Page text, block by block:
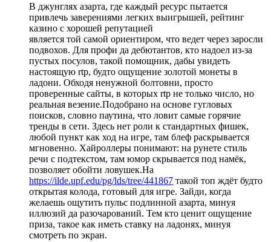
В джунглях азарта, где каждый ресурс пытается
привлечь заверениями легких выигрышей, рейтинг
казино с хорошей репутацией
является той самой ориентиром, что ведет через заросли
подвохов. Для профи да дебютантов, кто надоел из-за
пустых посулов, такой помощник, дабы увидеть
настоящую rtp, будто ощущение золотой монеты в
ладони. Обходя ненужной болтовни, просто
проверенные сайты, в которых rtp не только число, но
реальная везение.Подобрано на основе гугловых
поисков, словно паутина, что ловит самые горячие
тренды в сети. Здесь нет роли к стандартных фишек,
любой пункт как ход на игре, там блеф раскрывается
мгновенно. Хайроллеры понимают: на рунете стиль
речи с подтекстом, там юмор скрывается под намёк,
позволяет обойти ловушек.На
https://ilde.upf.edu/pg/lds/tree/441867 такой топ ждёт будто
открытая колода, готовый для игре. Зайди, когда
желаешь ощутить пульс подлинной азарта, минуя
иллюзий да разочарований. Тем кто ценит ощущение
приза, такое как иметь ставку на ладонях, минуя
смотреть по экран.